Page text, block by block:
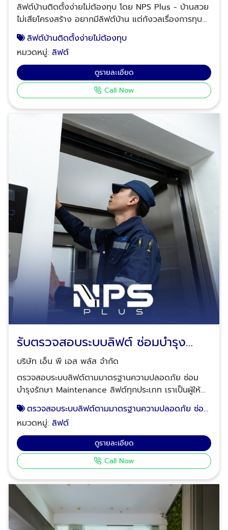
ลิฟต์บ้านติดตั้งง่ายไม่ต้องทุบ โดย NPS Plus - บ้านสวย
ไม่เสียโครงสร้าง อยากมีลิฟต์บ้าน แต่กังวลเรื่องการทุบ
โครงสร้าง? อยากติดตั้งลิฟต์บ้านเพื่อดูแลผู้สูงอายุ แต่
อกสั่นขวัญแขวนทุกครั้งที่คิดถึงภาพช่างเข้ามาทุบผนัง
เจาะพื้นปูน ฝุ่นควันตลบอบอวล และเสียงดังรบกวนเพื่อน
บ้านใช่ไหมครับ? เจ้าของบ้านหลายท่านต้องล้มเลิกความ
ตั้งใจเพียงเพราะกลัวว่าการต่อเติมจะทำให้โครงสร้างบ้าน
เดิมทรุดตัวหรือบานปลายจนคุมงบประมาณไม่ได้ บริษัท
จึงได้นำนวัตกรรมระบบลิฟต์บ้านอัจฉริยะที่ออกแบบมาเพื่อ
แก้ปัญหานี้โดยเฉพาะ ให้คุณได้เป็นเจ้าของลิฟต์บ้านติดตั้ง
ง่ายไม่ต้องทุบโครงสร้างเดิม ไม่ว่าบ้านของคุณจะเป็นทาวน์
โฮม อาคารพาณิชย์ หรือบ้านเดี่ยว และไม่ว่าคุณจะเคยทำ
ช่องเพลาลิฟต์เตรียมไว้ล่วงหน้าหรือไม่ ทีมวิศวกรของเรา
ก็สามารถปรับแต่ง (Customize) โซลูชันการติดตั้งให้
ลงตัวกับพื้นที่เดิมของบ้านได้อย่างสมบูรณ์แบบ จุดเด่น
ของลิฟต์บ้านติดตั้งง่ายไม่ต้องทุบจาก NPS Plus ด้วย
ประสบการณ์กว่า 25 ปีในวงการลิฟต์ NPS Plus นำ
มาตรฐานระดับโลกมาสู่บ้านคุณ นี่คือเหตุผลที่เราคือตัว
เลือกที่ดีที่สุด: ไม่ต้องทุบพื้นหรือขุดบ่อ: ติดตั้งง่าย ไม่
กระทบโครงสร้างบ้าน ใช้พื้นที่น้อย: เริ่มต้นเพียง 1.4x1.2
เมตร เหมาะกับบ้านทุกขนาด ดีไซน์ปรับแต่งได้: เลือกแบบ
ตกแต่งให้เข้ากับสไตล์บ้านคุณ มาตรฐานความปลอดภัย
ยุโรป: ผ่านการรับรอง EN-81 CE และ ISO 9001:2015
ติดตั้งรวดเร็ว: ทีมช่างผู้เชี่ยวชาญพร้อมดูแลทุกขั้นตอน
ลิฟต์ระบบ Traction คืออะไร ทำไมถึงติดตั้งง่าย? ลิฟต์
บ้านจาก NPS Plus ใช้ระบบ Traction ซึ่งเป็นเทคโนโลยีที่
ไม่ต้องพึ่งห้องเครื่องหรือบ่อลิฟต์ ทำให้เหมาะกับบ้านที่อยู่
อาศัย: ไม่ต้องมีห้องเครื่อง: ประหยัดพื้นที่และลดความยุ่ง
ยาก ระบบความปลอดภัย 60 จุด: เทียบเท่าลิฟต์โดยสาร
ในอาคารสูง ประหยัดพลังงาน: ค่าใช้จ่ายเฉลี่ยเพียง 40
สตางค์ต่อครั้ง ออกแบบเพื่อทุกคน: รองรับวีลแชร์และผู้
พิการทางสายตาด้วยแผงปุ่มกดพิเศษ ข้อดีของการเลือก
ติดตั้งลิฟต์บ้านกับ NPS Plus บ้านสวยเหมือนเดิม: ไม่
ต้องทุบ ไม่ต้องปรับโครงสร้างใหญ่ ปลอดภัยสูงสุด: มี
ใบรับรองมาตรฐานและระบบช่วยเหลืออัตโนมัติเมื่อไฟดับ
ผลงานการันตี: ติดตั้งและบำรุงรักษามากกว่า 25ปี รับ
ประกันครอบคลุม: รับประกัน 2 ปีเต็ม พร้อมประกัน
อุบัติเหตุตลอดอายุสัญญา บริการหลังการขายดีเยี่ยม: ทีม
NPS Plus พร้อมดูแลตลอดสัญญา ขั้นตอนการติดตั้ง
ลิฟต์บ้านที่ง่ายและรวดเร็ว สำรวจหน้างานฟรี: ทีมงานของ
เราจะเข้าไปวัดพื้นที่และให้คำแนะนำโดยไม่มีค่าใช้จ่าย
ออกแบบตามความต้องการ: ปรับแต่งดีไซน์ให้เข้ากับบ้าน
ลิฟต์บ้านติดตั้งง่ายไม่ต้องทุบ
หมวดหมู่:ลิฟต์
ดูรายละเอียด
Call Now
รับตรวจสอบระบบลิฟต์ ซ่อมบำรุง
รักษา Maintenance
บริษัท เอ็น พี เอส พลัส จำกัด
ตรวจสอบระบบลิฟต์ตามมาตรฐานความปลอดภัย ซ่อม
บำรุงรักษา Maintenance ลิฟต์ทุกประเภท เราเป็นผู้ให้
บริการและดูแลด้านการโดยสารและขนส่งด้วยลิฟต์โดยสาร
ลิฟต์ขนของ บันไดเลื่อน ทางเลื่อน ยาวนานกว่า 25 ปี ได้
รับรางวัล Values Award ด้านความปลอดภัยฯ ปี 2560
โดย Tesco Lotus และมีผลงานสะสมถึงปี 2562 ด้วยผล
งานร่วม 500 หน่วย ในอาคารห้างสรรพสินค้า อาคาร
สำนักงาน อาคารที่พักอาศัย โรงพยาบาล โรงงานและ
ลาดเลื่อนภายในห้างค้าปลีก ห้างสรรพสินค้า 112 ยูนิต ติด
ตั้งลิฟต์โดยสารอาคารสำนักงานและอาคารที่พักอาศัย 71
ยูนิต ติดตั้งลิฟต์ขนของ 36 ยูนิต ติดตั้งลิฟต์รถเข็น 64
ยูนิต ติดตั้งลิฟต์ขนสินค้าขนาดเล็ก 12 ยูนิต ซ่อมบำรุง
ตรวจสอบระบบลิฟต์ตามมาตรฐานความปลอดภัย ซ่อม
บำรุงรักษา Maintenance ลิฟต์ทุกประเภท
หมวดหมู่:ลิฟต์
ดูรายละเอียด
Call Now